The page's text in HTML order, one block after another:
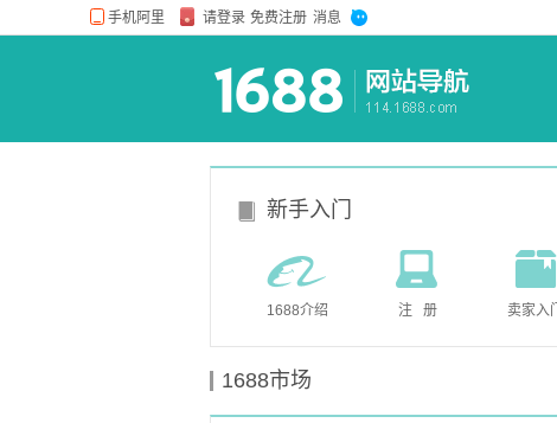
新手入门
1688介绍 注 册 卖家入门
1688市场